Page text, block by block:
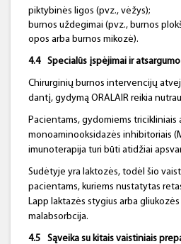
piktybinės ligos (pvz., vėžys);
burnos uždegimai (pvz., burnos
opos arba burnos mikozė).
4.4 Specialūs įspėjimai ir
Chirurginių burnos intervencijų
dantį, gydymą ORALAIR reikia
Pacientams, gydomiems tricikliniais
monoaminooksidazės inhibitoriais
imunoterapija turi būti atidžiai
Sudėtyje yra laktozės, todėl šio
pacientams, kuriems nustatytas
Lapp laktazės stygius arba
malabsorbcija.
4.5 Sąveika su kitais vaistiniais